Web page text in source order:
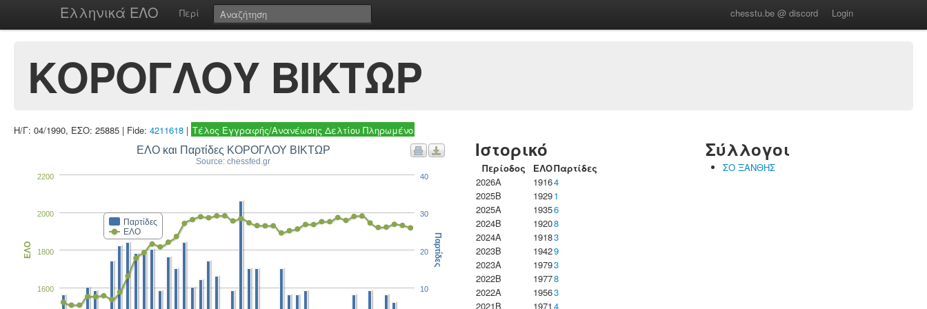
Ελληνικά ΕΛΟ Περί chesstu.be @ discord Login
ΚΟΡΟΓΛΟΥ ΒΙΚΤΩΡ
Η/Γ: 04/1990, ΕΣΟ: 25885 | Fide: 4211618 | Τέλος Εγγραφής/Ανανέωσης Δελτίου Πληρωμένο
ΕΛΟ και Παρτίδες ΚΟΡΟΓΛΟΥ ΒΙΚΤΩΡ
Source: chessfed.gr
Παρτίδες
ΕΛΟ
1600
1800
2000
2200
ΕΛΟ
10
20
30
40
Παρτίδες
Ιστορικό
Περίοδος ΕΛΟΠαρτίδες
2026A
19164
2025B
19291
2025A
19356
2024B
19208
2024A
19183
2023B
19429
2023Α
19793
2022B
19778
2022A
19563
2021B
1971 4
Σύλλογοι
ΣΟ ΞΑΝΘΗΣ